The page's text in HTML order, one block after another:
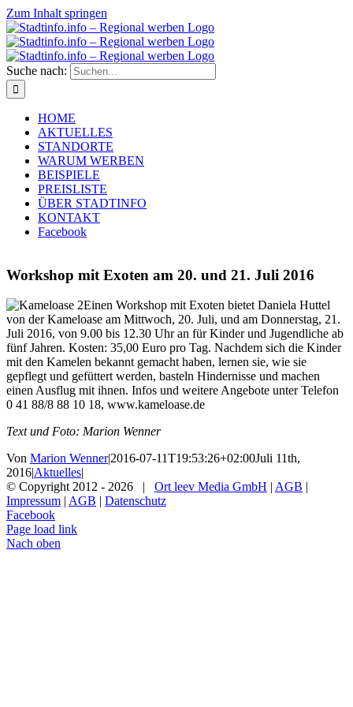
Zum Inhalt springen
Suche nach:
HOME
AKTUELLES
STANDORTE
WARUM WERBEN
BEISPIELE
PREISLISTE
ÜBER STADTINFO
KONTAKT
Facebook
Workshop mit Exoten am 20. und 21. Juli 2016
Einen Workshop mit Exoten bietet Daniela Huttel
von der Kameloase am Mittwoch, 20. Juli, und am Donnerstag, 21.
Juli 2016, von 9.00 bis 12.30 Uhr an für Kinder und Jugendliche ab
fünf Jahren. Kosten: 35,00 Euro pro Tag. Nachdem sich die Kinder
mit den Kamelen bekannt gemacht haben, lernen sie, wie sie
gepflegt und gefüttert werden, basteln Hindernisse und machen
einen Ausflug mit ihnen. Infos und weitere Angebote unter Telefon
0 41 88/8 88 10 18, www.kameloase.de
Text und Foto: Marion Wenner
Von Marion Wenner|2016-07-11T19:53:26+02:00Juli 11th,
2016|Aktuelles|
© Copyright 2012 - 2026 | Ort leev Media GmbH | AGB |
Impressum | AGB | Datenschutz
Facebook
Page load link
Nach oben